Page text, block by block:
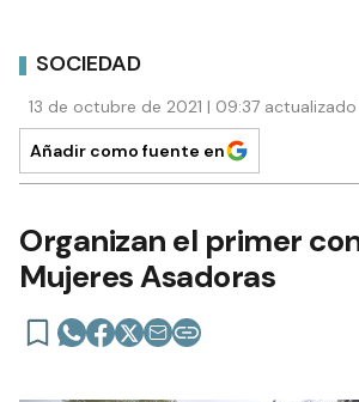
SOCIEDAD
13 de octubre de 2021 | 09:37
Añadir como fuente en
Organizan el primer
Mujeres Asadoras